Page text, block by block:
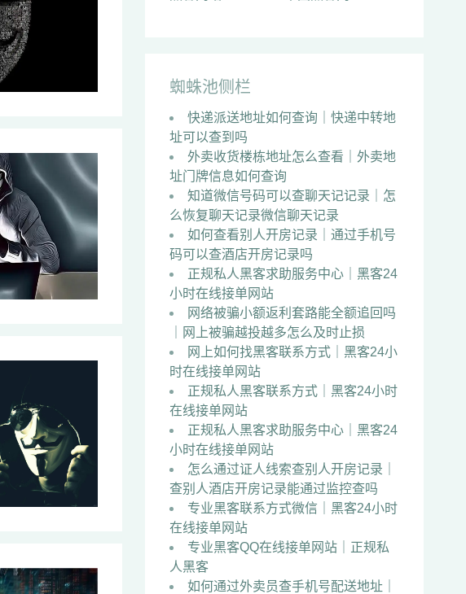
蜘蛛池侧栏
快递派送地址如何查询｜快递中转地
址可以查到吗
外卖收货楼栋地址怎么查看｜外卖地
址门牌信息如何查询
知道微信号码可以查聊天记记录｜怎
么恢复聊天记录微信聊天记录
如何查看别人开房记录｜通过手机号
码可以查酒店开房记录吗
正规私人黑客求助服务中心｜黑客24
小时在线接单网站
网络被骗小额返利套路能全额追回吗
｜网上被骗越投越多怎么及时止损
网上如何找黑客联系方式｜黑客24小
时在线接单网站
正规私人黑客联系方式｜黑客24小时
在线接单网站
正规私人黑客求助服务中心｜黑客24
小时在线接单网站
怎么通过证人线索查别人开房记录｜
查别人酒店开房记录能通过监控查吗
专业黑客联系方式微信｜黑客24小时
在线接单网站
专业黑客QQ在线接单网站｜正规私
人黑客
如何通过外卖员查手机号配送地址｜